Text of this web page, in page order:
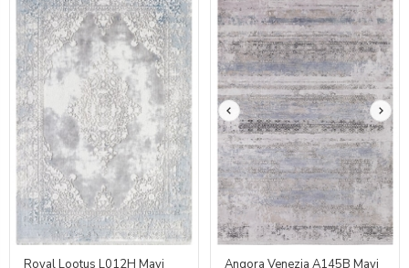
Royal Lootus L012H Mavi
Angora Venezia A145B Mavi